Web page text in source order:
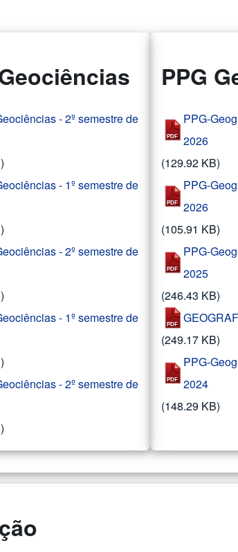
- 2º semestre de
- 1º semestre de
- 2º semestre de
- 1º semestre de
- 2º semestre de
PPG
PPG-
2026
(129.92 KB)
PPG-
2026
(105.91 KB)
PPG-
2025
(246.43 KB)
(249.17 KB)
PPG-
2024
(148.29 KB)